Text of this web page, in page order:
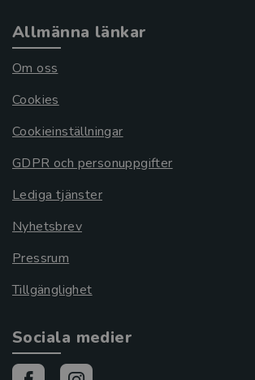
Allmänna länkar
Om oss
Cookies
Cookieinställningar
GDPR och personuppgifter
Lediga tjänster
Nyhetsbrev
Pressrum
Tillgänglighet
Sociala medier